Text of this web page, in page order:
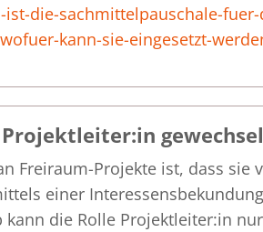
die-sachmittelpauschale-
kann-sie-eingesetzt-
Freiraum-Projekte ist, dass sie
einer
kann die Rolle Projektleiter:in